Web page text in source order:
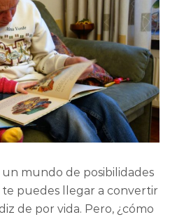
mundo de posibilidades
te puedes llegar a convertir
de por vida. Pero, ¿cómo